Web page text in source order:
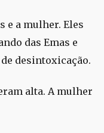
e a mulher. Eles
das Emas e
desintoxicação.
alta. A mulher